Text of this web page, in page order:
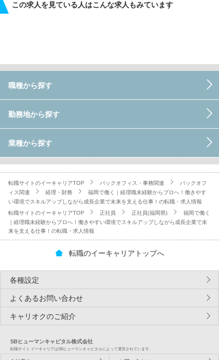
この求人を見ている人はこんな求人もみています
職種から探す
勤務地から探す
業種から探す
転職サイトのイーキャリアTOP バックオフィス・事務関連
バックオフ
ィス関連
経理・財務
福岡で働く｜経理職未経験からプロへ！働きやす
い環境でスキルアップしながら成長企業で未来を支える仕事！の転職・求人情報
転職サイトのイーキャリアTOP
正社員 正社員(福岡県)
福岡で働く
｜経理職未経験からプロへ！働きやすい環境でスキルアップしながら成長企業で未
来を支える仕事！の転職・求人情報
転職のイーキャリアトップへ
各種設定
よくあるお問い合わせ
キャリオクのご紹介
SBヒューマンキャピタル株式会社
転職サイト イーキャリアはSBヒューマンキャピタルによって運営されています。